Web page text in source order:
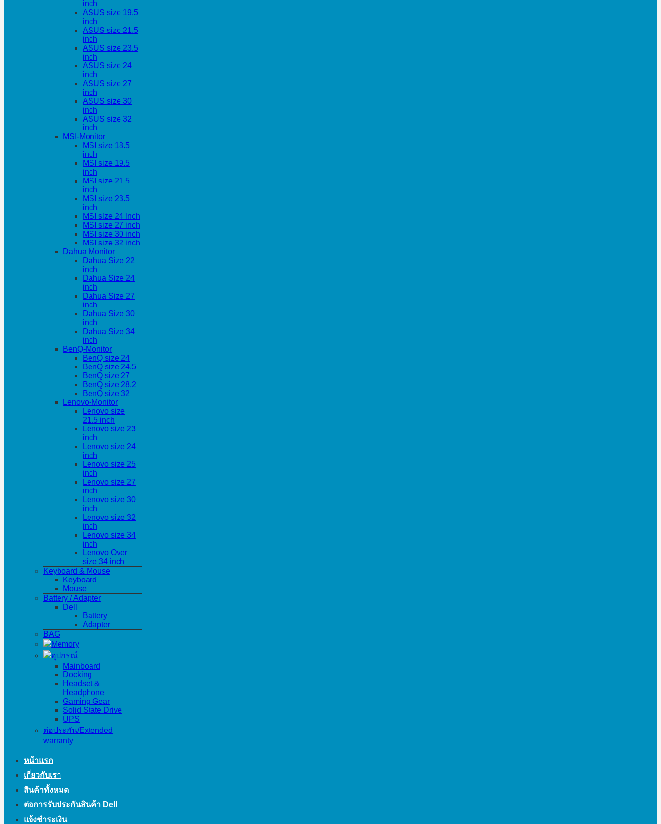
inch
ASUS size 19.5
inch
ASUS size 21.5
inch
ASUS size 23.5
inch
ASUS size 24
inch
ASUS size 27
inch
ASUS size 30
inch
ASUS size 32
inch
MSI-Monitor
MSI size 18.5
inch
MSI size 19.5
inch
MSI size 21.5
inch
MSI size 23.5
inch
MSI size 24 inch
MSI size 27 inch
MSI size 30 inch
MSI size 32 inch
Dahua Monitor
Dahua Size 22
inch
Dahua Size 24
inch
Dahua Size 27
inch
Dahua Size 30
inch
Dahua Size 34
inch
BenQ-Monitor
BenQ size 24
BenQ size 24.5
BenQ size 27
BenQ size 28.2
BenQ size 32
Lenovo-Monitor
Lenovo size
21.5 inch
Lenovo size 23
inch
Lenovo size 24
inch
Lenovo size 25
inch
Lenovo size 27
inch
Lenovo size 30
inch
Lenovo size 32
inch
Lenovo size 34
inch
Lenovo Over
size 34 inch
Keyboard & Mouse
Keyboard
Mouse
Battery / Adapter
Dell
Battery
Adapter
BAG
Memory
อุปกรณ์
Mainboard
Docking
Headset &
Headphone
Gaming Gear
Solid State Drive
UPS
ต่อประกัน/Extended
warranty
หน้าแรก
เกี่ยวกับเรา
สินค้าทั้งหมด
ต่อการรับประกันสินค้า Dell
แจ้งชำระเงิน